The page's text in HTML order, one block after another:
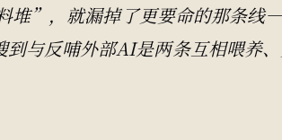
堆”，就漏掉了更要命的那条
与反哺外部AI是两条互相喂养